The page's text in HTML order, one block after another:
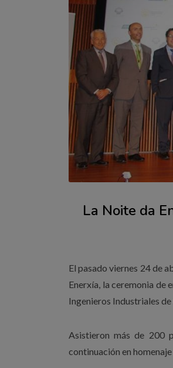
La Noite da
El pasado viernes 24 de
Enerxía, la ceremonia de
Ingenieros Industriales
Asistieron más de 200
continuación en